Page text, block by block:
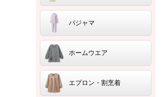
パジャマ
ホームウエア
エプロン・割烹着